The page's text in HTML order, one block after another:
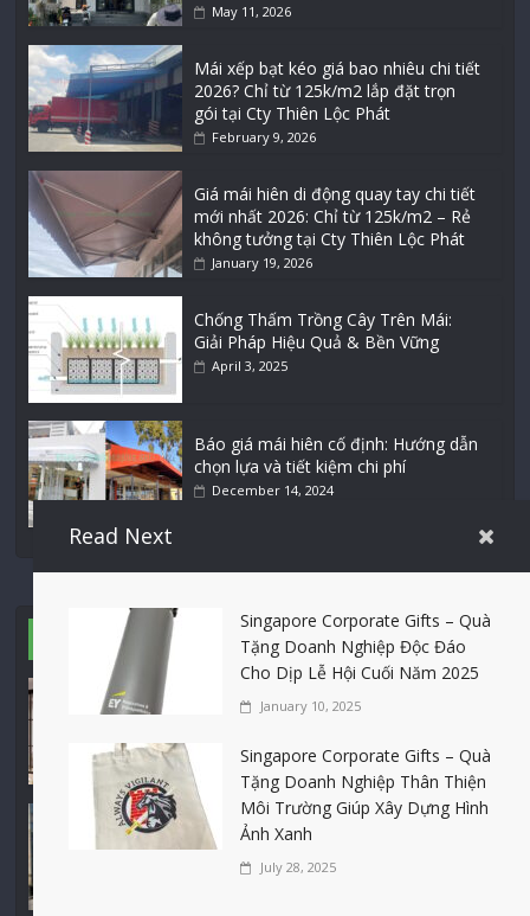
May 11, 2026
Mái xếp bạt kéo giá bao nhiêu chi tiết
2026? Chỉ từ 125k/m2 lắp đặt trọn
gói tại Cty Thiên Lộc Phát
February 9, 2026
Giá mái hiên di động quay tay chi tiết
mới nhất 2026: Chỉ từ 125k/m2 – Rẻ
không tưởng tại Cty Thiên Lộc Phát
January 19, 2026
Chống Thấm Trồng Cây Trên Mái:
Giải Pháp Hiệu Quả & Bền Vững
April 3, 2025
Báo giá mái hiên cố định: Hướng dẫn
chọn lựa và tiết kiệm chi phí
December 14, 2024
Nhôm kính View All
Bảng giá vách ngăn nhôm kính cửa
lượng cực đỉnh
August 7, 2026
Mách bạn 7 địa chỉ sửa cửa nhôm
kính Tân Phú Tphcm tận nơi giá rẻ,
uy tín nhất hiện nay
Read Next
Singapore Corporate Gifts – Quà
Tặng Doanh Nghiệp Độc Đáo
Cho Dịp Lễ Hội Cuối Năm 2025
January 10, 2025
Singapore Corporate Gifts – Quà
Tặng Doanh Nghiệp Thân Thiện
Môi Trường Giúp Xây Dựng Hình
Ảnh Xanh
July 28, 2025